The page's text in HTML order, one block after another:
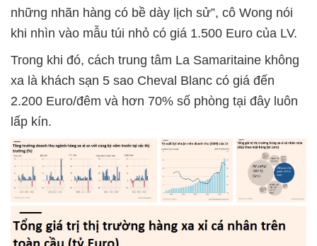
những nhãn hàng có bề dày lịch sử”, cô Wong nói
khi nhìn vào mẫu túi nhỏ có giá 1.500 Euro của LV.
Trong khi đó, cách trung tâm La Samaritaine không
xa là khách sạn 5 sao Cheval Blanc có giá đến
2.200 Euro/đêm và hơn 70% số phòng tại đây luôn
lấp kín.